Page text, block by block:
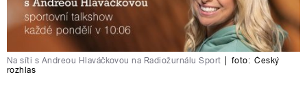
Na síti s Andreou Hlaváčkovou na Radiožurnálu Sport foto: Český
rozhlas